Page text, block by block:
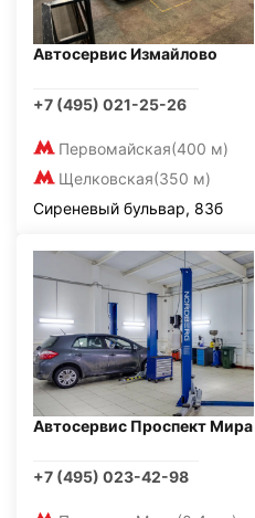
Автосервис Измайлово
+7 (495) 021-25-26
Первомайская(400 м)
Щелковская(350 м)
Сиреневый бульвар, 83б
Автосервис Проспект Мира
+7 (495) 023-42-98